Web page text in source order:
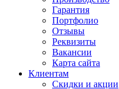
Гарантия
Портфолио
Отзывы
Реквизиты
Вакансии
Карта сайта
Клиентам
Скидки и акции